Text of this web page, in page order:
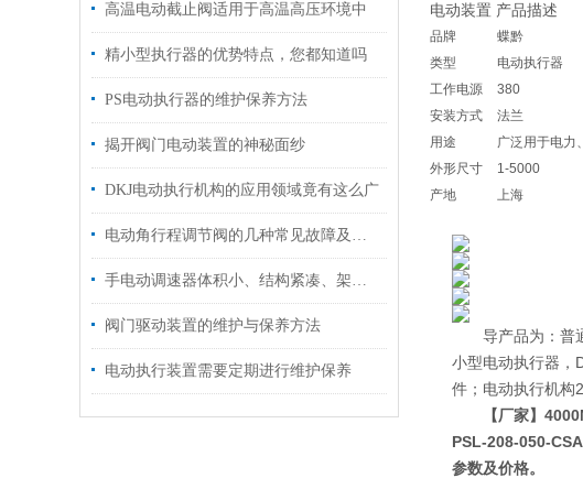
高温电动截止阀适用于高温高压环境中
精小型执行器的优势特点，您都知道吗
PS电动执行器的维护保养方法
揭开阀门电动装置的神秘面纱
DKJ电动执行机构的应用领域竟有这么广
电动角行程调节阀的几种常见故障及处理方法
手电动调速器体积小、结构紧凑、架构合理
阀门驱动装置的维护与保养方法
电动执行装置需要定期进行维护保养
电动装置 产品描述
品牌 蝶黔
类型
电动执行器
工作电源
380
安装方式
法兰
用途
广泛用于电力
外形尺寸
1-5000
产地
上海
导产品为：普通
小型电动执行器，
件；电动执行机构
【厂家】
PSL-208-050-
参数及价格。